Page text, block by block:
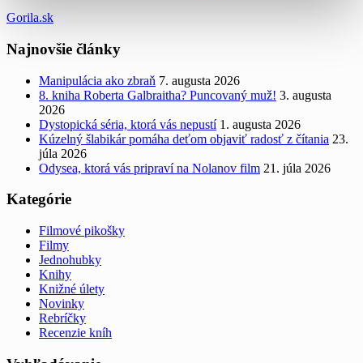
Gorila.sk
Najnovšie články
Manipulácia ako zbraň 7. augusta 2026
8. kniha Roberta Galbraitha? Puncovaný muž! 3. augusta
2026
Dystopická séria, ktorá vás nepustí 1. augusta 2026
Kúzelný šlabikár pomáha deťom objaviť radosť z čítania 23.
júla 2026
Odysea, ktorá vás pripraví na Nolanov film 21. júla 2026
Kategórie
Filmové pikošky
Filmy
Jednohubky
Knihy
Knižné úlety
Novinky
Rebríčky
Recenzie kníh